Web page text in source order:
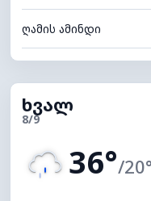
ღამის ამინდი
ხვალ
8/9
36°/20°